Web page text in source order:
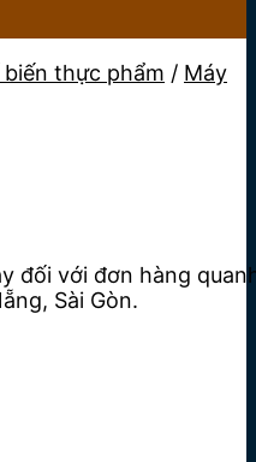
biến thực phẩm / Máy
đối với đơn hàng
Sài Gòn.